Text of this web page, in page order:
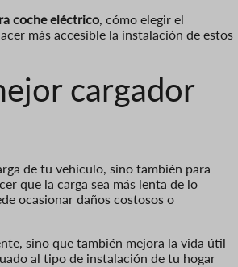
coche eléctrico, cómo elegir el
más accesible la instalación de estos
cargador
de tu vehículo, sino también para
que la carga sea más lenta de lo
ocasionar daños costosos o
sino que también mejora la vida útil
al tipo de instalación de tu hogar